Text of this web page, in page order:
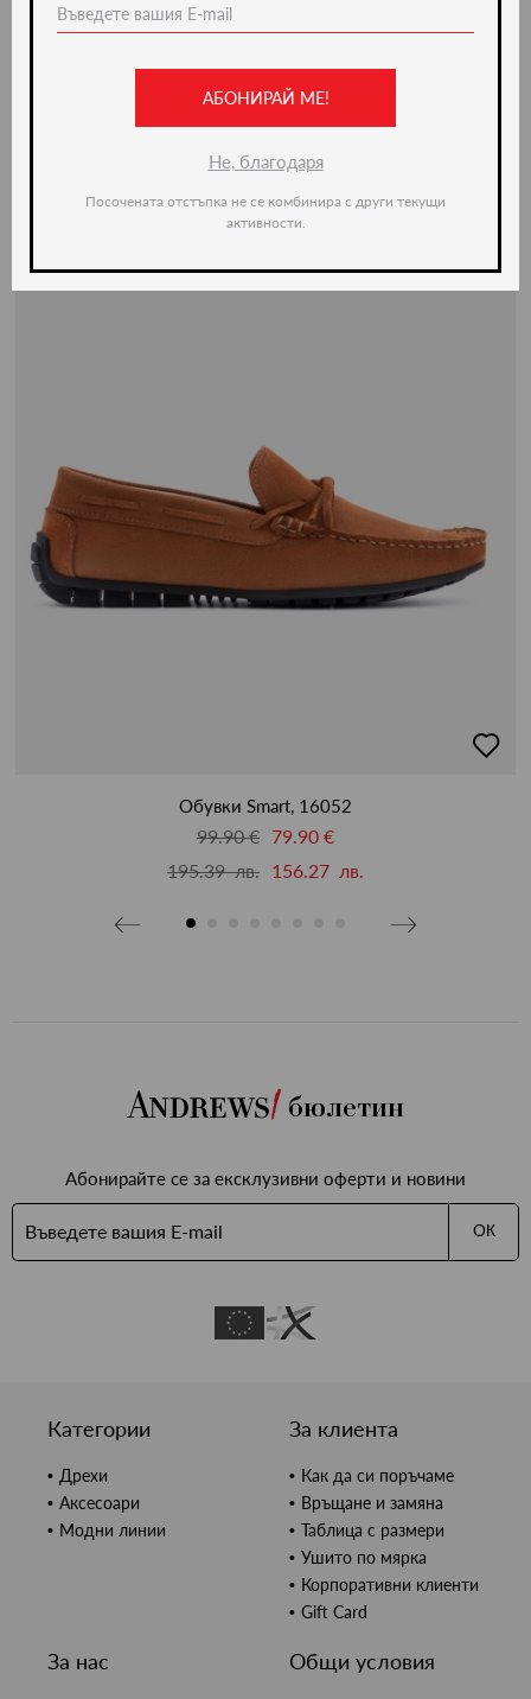
в
Обувки Smart, 16052
99.90 € 79.90 €
195.39 лв. 156.27 лв.
бюлетин
Абонирайте се за ексклузивни оферти и новини
ОК
Категории
Дрехи
Аксесоари
Модни линии
За клиента
Как да си поръчаме
Връщане и замяна
Таблица с размери
Ушито по мярка
Корпоративни клиенти
Gift Card
За нас Общи условия
АБОНИРАЙ МЕ!
Не, благодаря
Посочената отстъпка не се комбинира с други текущи
активности.